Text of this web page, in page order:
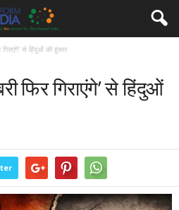
से हिंदुओं की हुंकार
फिर गिराएंगे’ से हिंदुओं